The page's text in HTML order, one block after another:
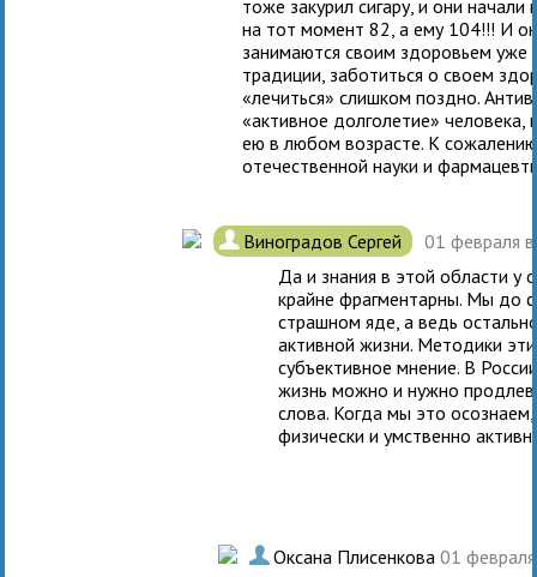
тоже закурил сигару, и они
на тот момент 82, а ему 104!!! И
занимаются своим здоровьем уже
традиции, заботиться о своем
«лечиться» слишком поздно.
«активное долголетие» человека,
ею в любом возрасте. К
отечественной науки и
. Виноградов Сергей
01 февраля
Да и знания в этой области у
крайне фрагментарны. Мы до
страшном яде, а ведь
активной жизни. Методики
субъективное мнение. В
жизнь можно и нужно
слова. Когда мы это
физически и умственно
. Оксана Плисенкова01